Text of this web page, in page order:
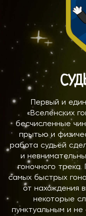
Первый и
«Вселенских
бесчисленные
прытью и
работа судьёй
и
гоночного
самых быстрых
от нахождения
некоторые
пунктуальным и